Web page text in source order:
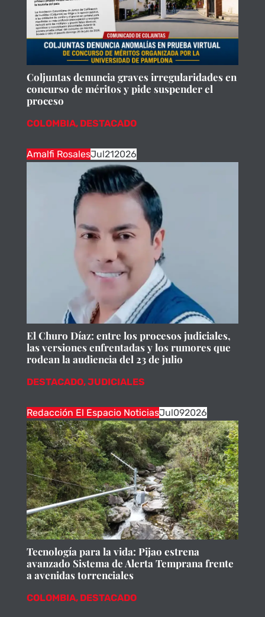
Coljuntas denuncia graves irregularidades en
concurso de méritos y pide suspender el
proceso
COLOMBIA, DESTACADO
Amalfi RosalesJul212026
El Churo Díaz: entre los procesos judiciales,
las versiones enfrentadas y los rumores que
rodean la audiencia del 23 de julio
DESTACADO,JUDICIALES
Redacción El Espacio NoticiasJul092026
Tecnología para la vida: Pijao estrena
avanzado Sistema de Alerta Temprana frente
a avenidas torrenciales
COLOMBIA, DESTACADO